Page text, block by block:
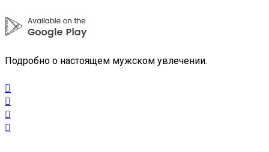
Подробно о настоящем мужском увлечении.